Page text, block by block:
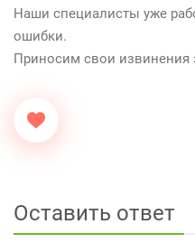
Наши специалисты уже
ошибки.
Приносим свои извинения
Оставить ответ